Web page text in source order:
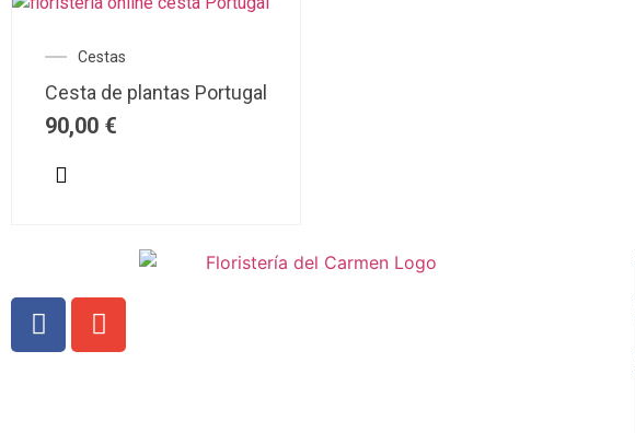
Cestas
Cesta de plantas Portugal
90,00 €